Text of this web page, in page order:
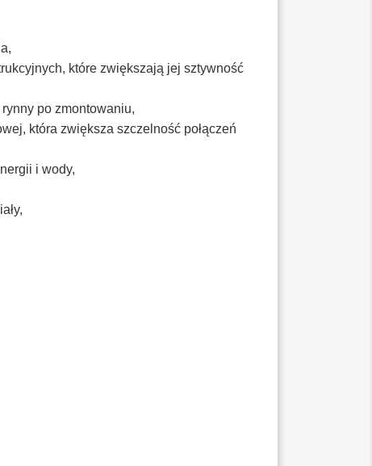
które zwiększają jej sztywność
po zmontowaniu,
która zwiększa szczelność połączeń
i wody,